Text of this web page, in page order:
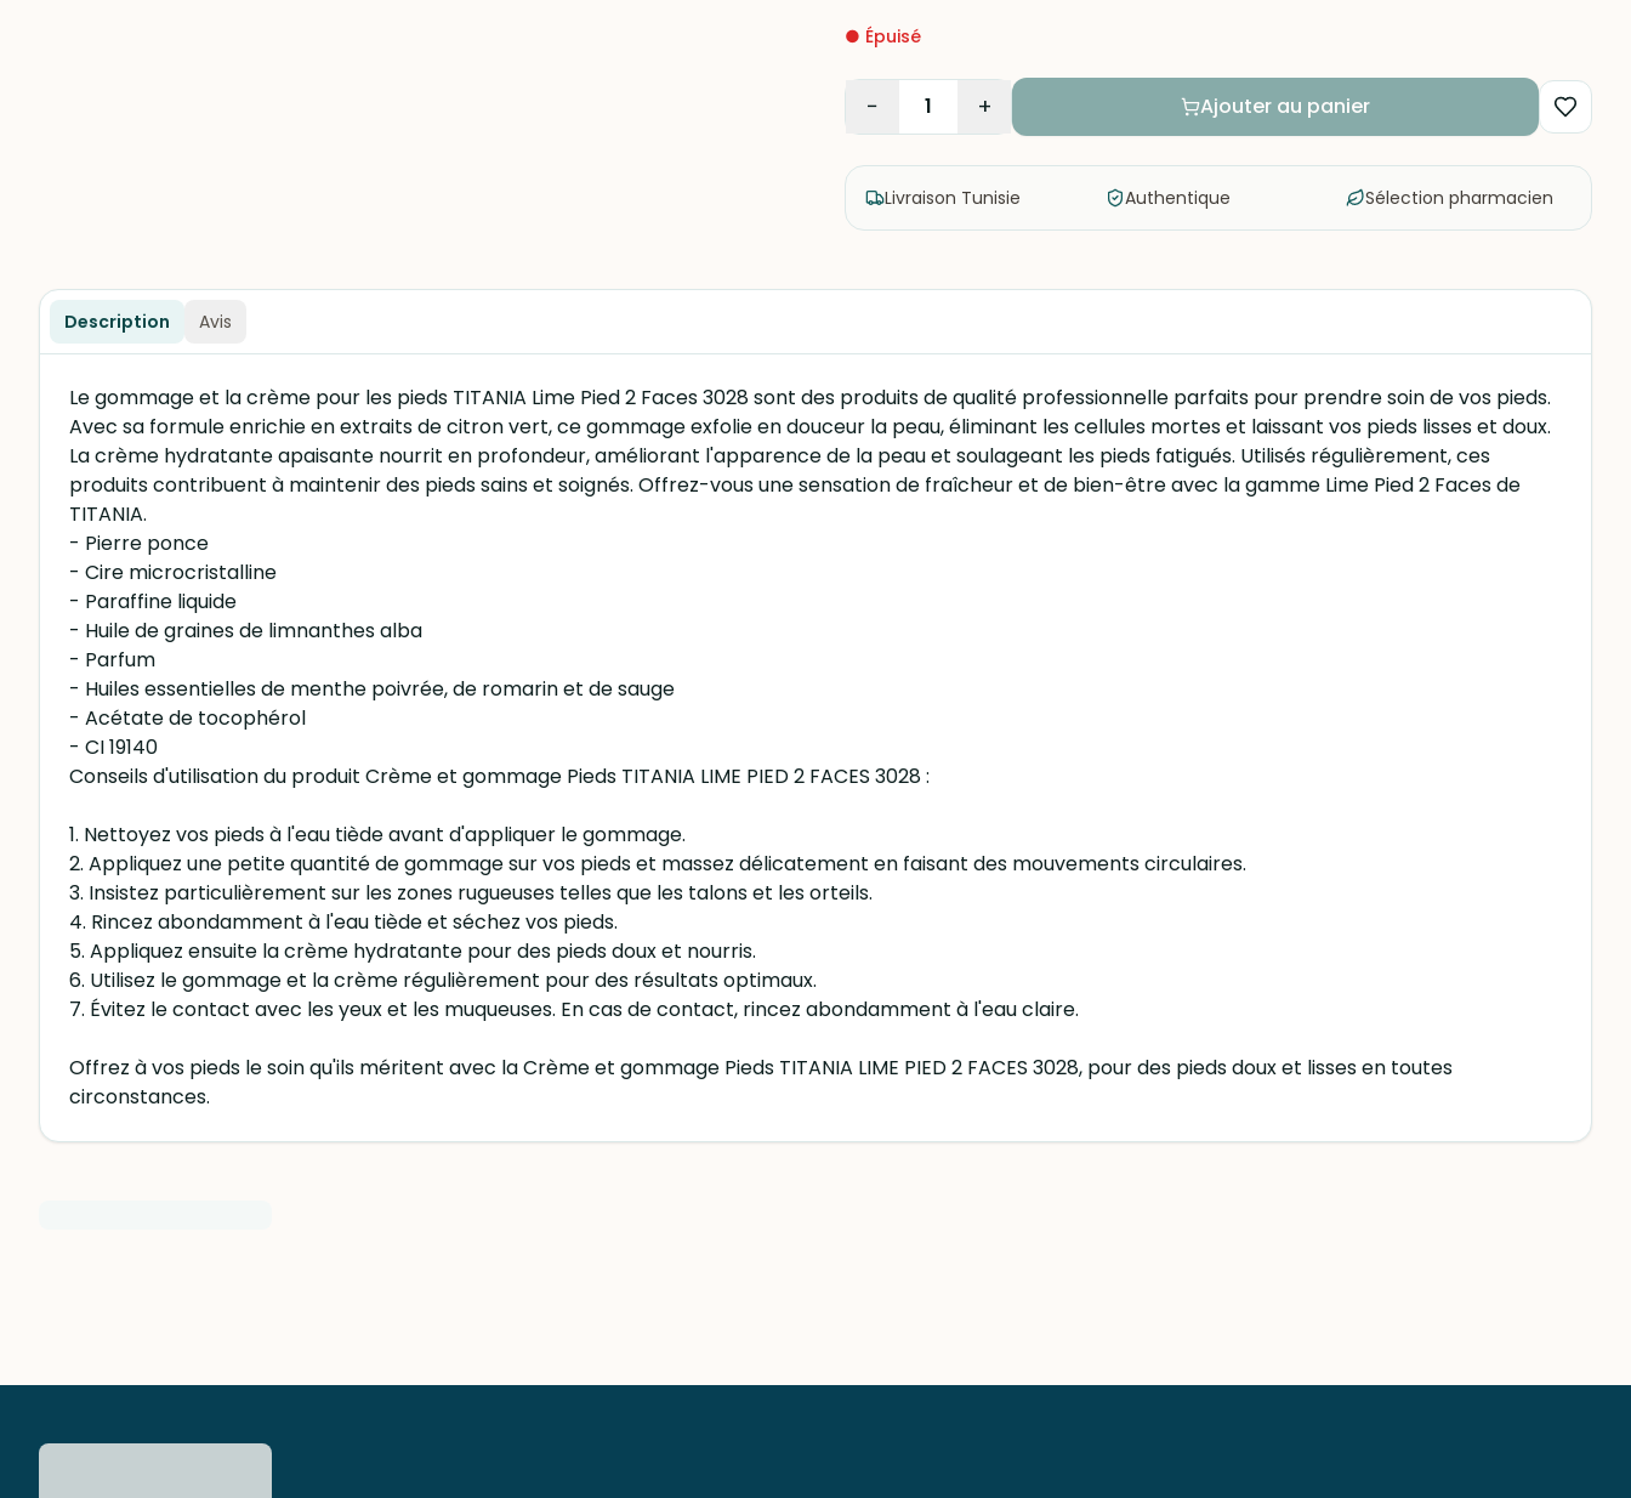
● Épuisé
− 1 + Ajouter au panier
Livraison Tunisie Authentique Sélection pharmacien
Description Avis
Le gommage et la crème pour les pieds TITANIA Lime Pied 2 Faces 3028 sont des produits de qualité professionnelle parfaits pour prendre soin de vos pieds.
Avec sa formule enrichie en extraits de citron vert, ce gommage exfolie en douceur la peau, éliminant les cellules mortes et laissant vos pieds lisses et doux.
La crème hydratante apaisante nourrit en profondeur, améliorant l'apparence de la peau et soulageant les pieds fatigués. Utilisés régulièrement, ces
produits contribuent à maintenir des pieds sains et soignés. Offrez-vous une sensation de fraîcheur et de bien-être avec la gamme Lime Pied 2 Faces de
TITANIA.
- Pierre ponce
- Cire microcristalline
- Paraffine liquide
- Huile de graines de limnanthes alba
- Parfum
- Huiles essentielles de menthe poivrée, de romarin et de sauge
- Acétate de tocophérol
- CI 19140
Conseils d'utilisation du produit Crème et gommage Pieds TITANIA LIME PIED 2 FACES 3028 :
1. Nettoyez vos pieds à l'eau tiède avant d'appliquer le gommage.
2. Appliquez une petite quantité de gommage sur vos pieds et massez délicatement en faisant des mouvements circulaires.
3. Insistez particulièrement sur les zones rugueuses telles que les talons et les orteils.
4. Rincez abondamment à l'eau tiède et séchez vos pieds.
5. Appliquez ensuite la crème hydratante pour des pieds doux et nourris.
6. Utilisez le gommage et la crème régulièrement pour des résultats optimaux.
7. Évitez le contact avec les yeux et les muqueuses. En cas de contact, rincez abondamment à l'eau claire.
Offrez à vos pieds le soin qu'ils méritent avec la Crème et gommage Pieds TITANIA LIME PIED 2 FACES 3028, pour des pieds doux et lisses en toutes
circonstances.